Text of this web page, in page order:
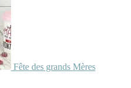
Fête des grands Mères